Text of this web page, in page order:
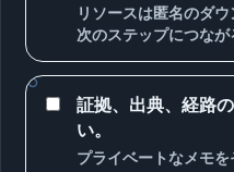
リソースは匿名のダ
次のステップにつなが
証拠、出典、経路
い。
プライベートなメモ